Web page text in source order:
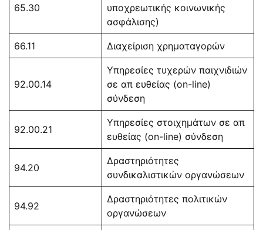
65.30
υποχρεωτικής κοινωνικής
ασφάλισης)
66.11 Διαχείριση χρηματαγορών
92.00.14
Υπηρεσίες τυχερών παιχνιδιών
σε απ ευθείας (on-line)
σύνδεση
92.00.21
Υπηρεσίες στοιχημάτων σε απ
ευθείας (on-line) σύνδεση
94.20
Δραστηριότητες
συνδικαλιστικών οργανώσεων
94.92
Δραστηριότητες πολιτικών
οργανώσεων